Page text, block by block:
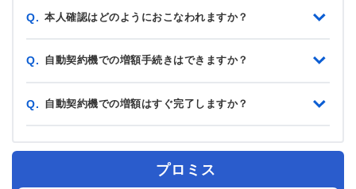
Q. 本人確認はどのようにおこなわれますか？
Q. 自動契約機での増額手続きはできますか？
Q. 自動契約機での増額はすぐ完了しますか？
プロミス